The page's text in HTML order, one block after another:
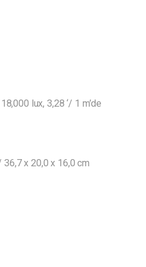
lux, 3,28 ‘/ 1 m’de
36,7 x 20,0 x 16,0 cm